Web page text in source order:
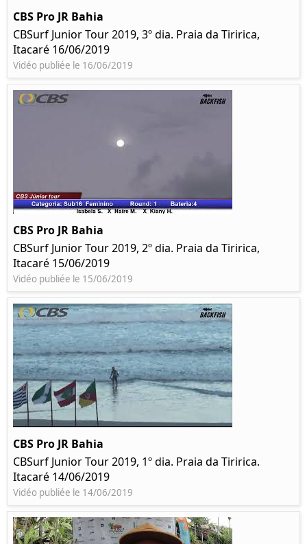
CBS Pro JR Bahia
CBSurf Junior Tour 2019, 3º dia. Praia da Tiririca,
Itacaré 16/06/2019
Vidéo publiée le 16/06/2019
CBS Pro JR Bahia
CBSurf Junior Tour 2019, 2º dia. Praia da Tiririca,
Itacaré 15/06/2019
Vidéo publiée le 15/06/2019
CBS Pro JR Bahia
CBSurf Junior Tour 2019, 1º dia. Praia da Tiririca.
Itacaré 14/06/2019
Vidéo publiée le 14/06/2019